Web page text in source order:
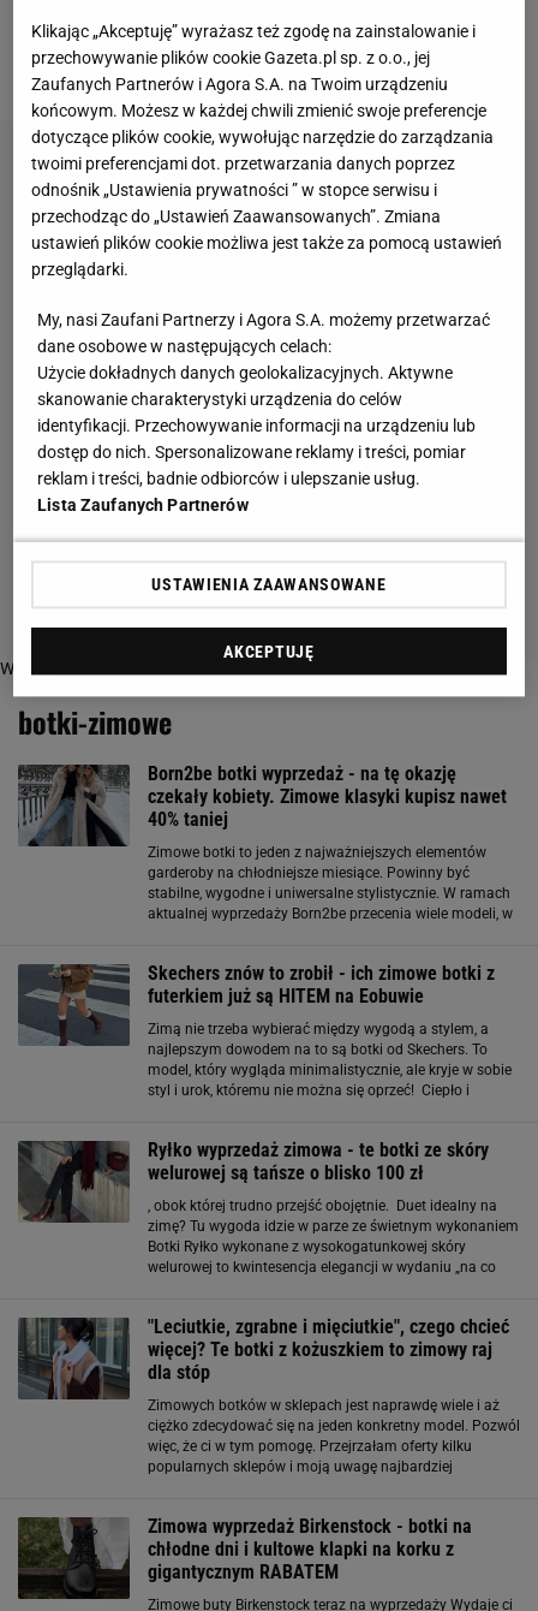
Szerokie spodnie w paski z Zary są teraz tańsze
aż o 41 proc
botki-zimowe
Born2be botki wyprzedaż - na tę okazję
czekały kobiety. Zimowe klasyki kupisz nawet
40% taniej
Zimowe botki to jeden z najważniejszych elementów
garderoby na chłodniejsze miesiące. Powinny być
stabilne, wygodne i uniwersalne stylistycznie. W ramach
aktualnej wyprzedaży Born2be przecenia wiele modeli, w
Skechers znów to zrobił - ich zimowe botki z
futerkiem już są HITEM na Eobuwie
Zimą nie trzeba wybierać między wygodą a stylem, a
najlepszym dowodem na to są botki od Skechers. To
model, który wygląda minimalistycznie, ale kryje w sobie
styl i urok, któremu nie można się oprzeć! Ciepło i
Ryłko wyprzedaż zimowa - te botki ze skóry
welurowej są tańsze o blisko 100 zł
, obok której trudno przejść obojętnie. Duet idealny na
zimę? Tu wygoda idzie w parze ze świetnym wykonaniem
Botki Ryłko wykonane z wysokogatunkowej skóry
welurowej to kwintesencja elegancji w wydaniu „na co
Welurowa
"Leciutkie, zgrabne i mięciutkie", czego chcieć
więcej? Te botki z kożuszkiem to zimowy raj
dla stóp
Zimowych botków w sklepach jest naprawdę wiele i aż
ciężko zdecydować się na jeden konkretny model. Pozwól
więc, że ci w tym pomogę. Przejrzałam oferty kilku
popularnych sklepów i moją uwagę najbardziej
Zimowa wyprzedaż Birkenstock - botki na
chłodne dni i kultowe klapki na korku z
gigantycznym RABATEM
Zimowe buty Birkenstock teraz na wyprzedaży Wydaje ci
Klikając „Akceptuję” wyrażasz też zgodę na zainstalowanie i
przechowywanie plików cookie Gazeta.pl sp. z o.o., jej
Zaufanych Partnerów i Agora S.A. na Twoim urządzeniu
końcowym. Możesz w każdej chwili zmienić swoje preferencje
dotyczące plików cookie, wywołując narzędzie do zarządzania
twoimi preferencjami dot. przetwarzania danych poprzez
odnośnik „Ustawienia prywatności ” w stopce serwisu i
przechodząc do „Ustawień Zaawansowanych”. Zmiana
ustawień plików cookie możliwa jest także za pomocą ustawień
przeglądarki.
My, nasi Zaufani Partnerzy i Agora S.A. możemy przetwarzać
dane osobowe w następujących celach:
Użycie dokładnych danych geolokalizacyjnych. Aktywne
skanowanie charakterystyki urządzenia do celów
identyfikacji. Przechowywanie informacji na urządzeniu lub
dostęp do nich. Spersonalizowane reklamy i treści, pomiar
reklam i treści, badnie odbiorców i ulepszanie usług.
Lista Zaufanych Partnerów
USTAWIENIA ZAAWANSOWANE
AKCEPTUJĘ